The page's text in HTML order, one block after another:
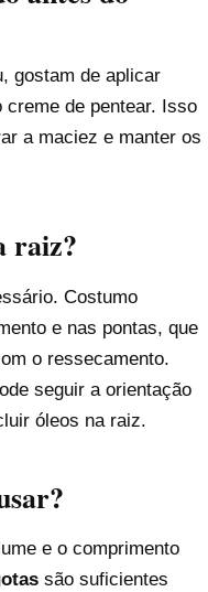
gostam de aplicar
creme de pentear. Isso
a maciez e manter os
raiz?
Costumo
e nas pontas, que
o ressecamento.
seguir a orientação
óleos na raiz.
e o comprimento
são suficientes